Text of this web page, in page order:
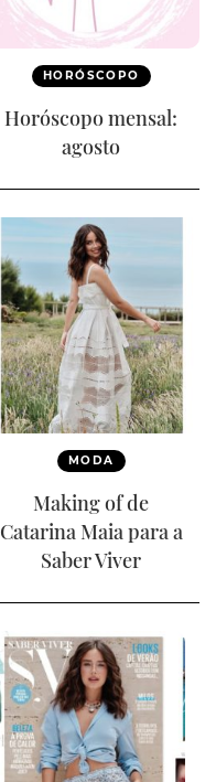
HORÓSCOPO
Horóscopo mensal:
agosto
MODA
Making of de
Catarina Maia para a
Saber Viver